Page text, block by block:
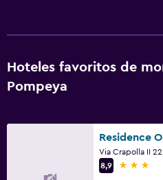
Hoteles favoritos de
Pompeya
8,9
3 estrellas